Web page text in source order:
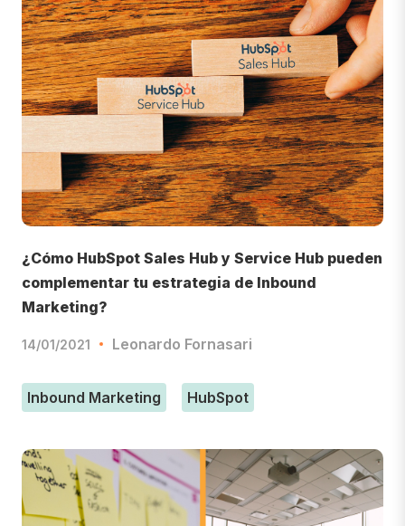
¿Cómo HubSpot Sales Hub y Service Hub pueden
complementar tu estrategia de Inbound
Marketing?
14/01/2021 Leonardo Fornasari
Inbound Marketing HubSpot